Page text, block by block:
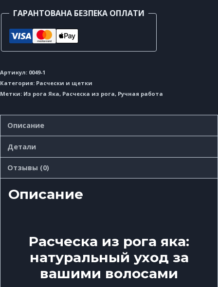
ГАРАНТОВАНА БЕЗПЕКА ОПЛАТИ
Артикул: 0049-1
Категория: Расчески и щетки
Метки: Из рога Яка, Расческа из рога, Ручная работа
Описание
Детали
Отзывы (0)
Описание
Расческа из рога яка:
натуральный уход за
вашими волосами